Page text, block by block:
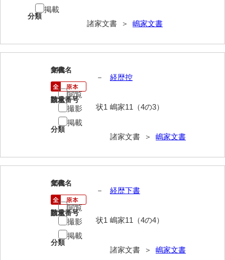
河野英男収集資料
岸浩文庫
岸村家文書
木津屋家文書
木原家文書
木村家文書
木村家文書（山口市）
木村一人文書
分類
諸家文書 ＞ 嶋家文書
掲載
14
文書名
経歴控
請求番号
嶋家11（4の3）
分類
諸家文書 ＞ 嶋家文書
年代
－
数量
状1
閲覧
撮影
掲載
15
文書名
経歴下書
請求番号
嶋家11（4の4）
分類
諸家文書 ＞ 嶋家文書
年代
－
数量
状1
閲覧
撮影
掲載